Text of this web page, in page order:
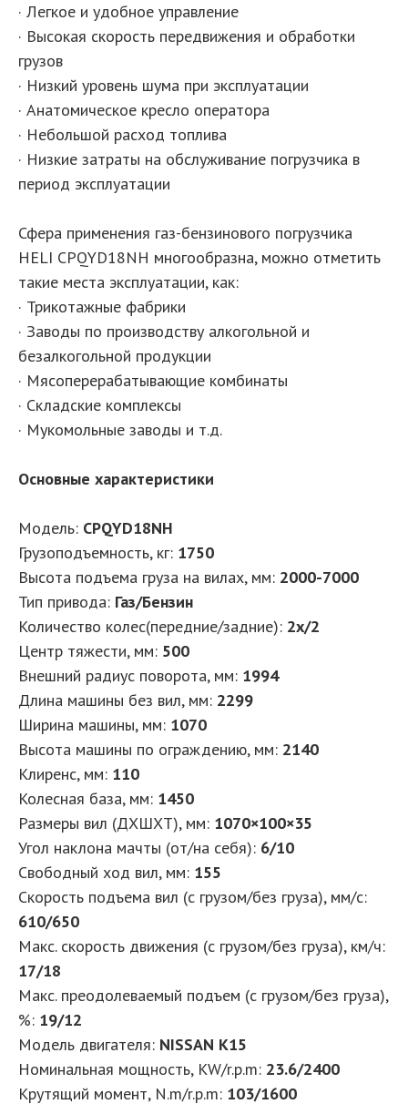
· Легкое и удобное управление
· Высокая скорость передвижения и обработки
грузов
· Низкий уровень шума при эксплуатации
· Анатомическое кресло оператора
· Небольшой расход топлива
· Низкие затраты на обслуживание погрузчика в
период эксплуатации
Сфера применения газ-бензинового погрузчика
HELI CPQYD18NH многообразна, можно отметить
такие места эксплуатации, как:
· Трикотажные фабрики
· Заводы по производству алкогольной и
безалкогольной продукции
· Мясоперерабатывающие комбинаты
· Складские комплексы
· Мукомольные заводы и т.д.
Основные характеристики
Модель: CPQYD18NH
Грузоподъемность, кг: 1750
Высота подъема груза на вилах, мм: 2000-7000
Тип привода: Газ/Бензин
Количество колес(передние/задние): 2x/2
Центр тяжести, мм: 500
Внешний радиус поворота, мм: 1994
Длина машины без вил, мм: 2299
Ширина машины, мм: 1070
Высота машины по ограждению, мм: 2140
Клиренс, мм: 110
Колесная база, мм: 1450
Размеры вил (ДXШXТ), мм: 1070×100×35
Угол наклона мачты (от/на себя): 6/10
Свободный ход вил, мм: 155
Скорость подъема вил (с грузом/без груза), мм/с:
610/650
Макс. скорость движения (с грузом/без груза), км/ч:
17/18
Макс. преодолеваемый подъем (с грузом/без груза),
%: 19/12
Модель двигателя: NISSAN K15
Номинальная мощность, KW/r.p.m: 23.6/2400
Крутящий момент, N.m/r.p.m: 103/1600